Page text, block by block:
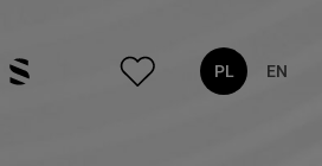
PL EN